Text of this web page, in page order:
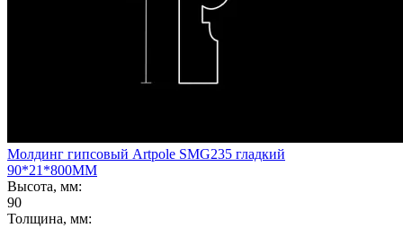
Молдинг гипсовый Artpole SMG235 гладкий
90*21*800ММ
Высота, мм:
90
Толщина, мм: